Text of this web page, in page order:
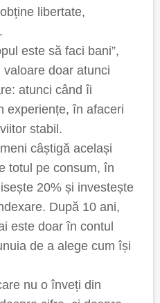
libertate,
este să faci bani”,
doar atunci
atunci când îi
experiențe, în afaceri
stabil.
câștigă același
totul pe consum, în
20% și investește
După 10 ani,
este doar în contul
de a alege cum își
nu o înveți din